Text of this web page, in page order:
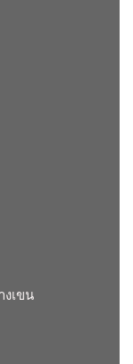
งเขน